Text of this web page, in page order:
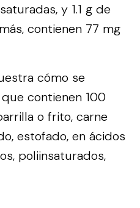
y 1.1 g de
contienen 77 mg
cómo se
contienen 100
o frito, carne
estofado, en ácidos
poliinsaturados,